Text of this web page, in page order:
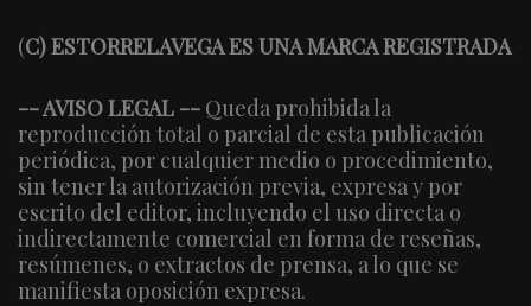
(C) ESTORRELAVEGA ES UNA MARCA REGISTRADA
-- AVISO LEGAL -- Queda prohibida la
reproducción total o parcial de esta publicación
periódica, por cualquier medio o procedimiento,
sin tener la autorización previa, expresa y por
escrito del editor, incluyendo el uso directa o
indirectamente comercial en forma de reseñas,
resúmenes, o extractos de prensa, a lo que se
manifiesta oposición expresa.